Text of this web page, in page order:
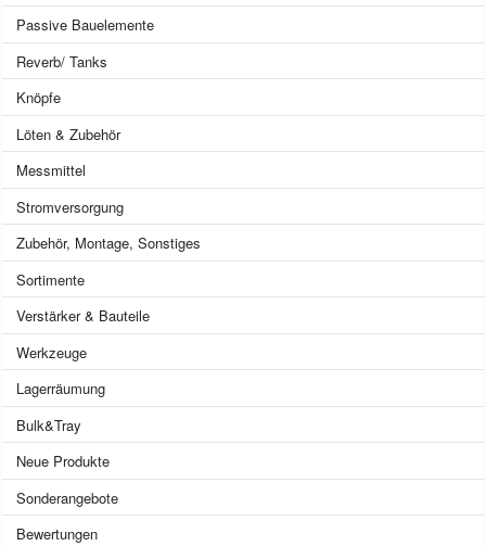
Passive Bauelemente
Reverb/ Tanks
Knöpfe
Löten & Zubehör
Messmittel
Stromversorgung
Zubehör, Montage, Sonstiges
Sortimente
Verstärker & Bauteile
Werkzeuge
Lagerräumung
Bulk&Tray
Neue Produkte
Sonderangebote
Bewertungen